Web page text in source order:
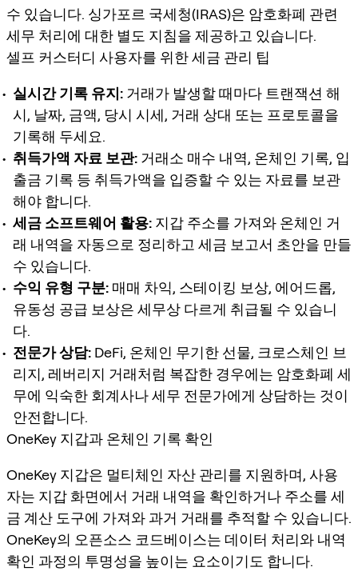
수 있습니다. 싱가포르 국세청(IRAS)은 암호화폐 관련
세무 처리에 대한 별도 지침을 제공하고 있습니다.
셀프 커스터디 사용자를 위한 세금 관리 팁
실시간 기록 유지: 거래가 발생할 때마다 트랜잭션 해
시, 날짜, 금액, 당시 시세, 거래 상대 또는 프로토콜을
기록해 두세요.
취득가액 자료 보관: 거래소 매수 내역, 온체인 기록, 입
출금 기록 등 취득가액을 입증할 수 있는 자료를 보관
해야 합니다.
세금 소프트웨어 활용: 지갑 주소를 가져와 온체인 거
래 내역을 자동으로 정리하고 세금 보고서 초안을 만들
수 있습니다.
수익 유형 구분: 매매 차익, 스테이킹 보상, 에어드롭,
유동성 공급 보상은 세무상 다르게 취급될 수 있습니
다.
전문가 상담: DeFi, 온체인 무기한 선물, 크로스체인 브
리지, 레버리지 거래처럼 복잡한 경우에는 암호화폐 세
무에 익숙한 회계사나 세무 전문가에게 상담하는 것이
안전합니다.
OneKey 지갑과 온체인 기록 확인
OneKey 지갑은 멀티체인 자산 관리를 지원하며, 사용
자는 지갑 화면에서 거래 내역을 확인하거나 주소를 세
금 계산 도구에 가져와 과거 거래를 추적할 수 있습니다.
OneKey의 오픈소스 코드베이스는 데이터 처리와 내역
확인 과정의 투명성을 높이는 요소이기도 합니다.